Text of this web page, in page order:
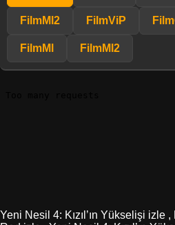
FilmMl2 FilmViP
FilmMl FilmMl2
Yeni Nesil 4: Kızıl’ın Yükselişi izle